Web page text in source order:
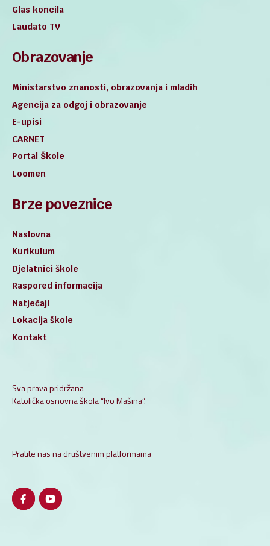
Glas koncila
Laudato TV
Obrazovanje
Ministarstvo znanosti, obrazovanja i mladih
Agencija za odgoj i obrazovanje
E-upisi
CARNET
Portal Škole
Loomen
Brze poveznice
Naslovna
Kurikulum
Djelatnici škole
Raspored informacija
Natječaji
Lokacija škole
Kontakt
Sva prava pridržana
Katolička osnovna škola “Ivo Mašina”.
Pratite nas na društvenim platformama